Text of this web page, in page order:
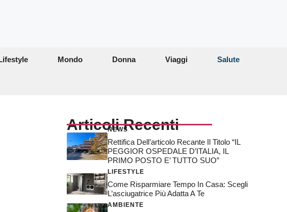
Mondo Donna Viaggi Salute
Articoli Recenti
NEWS
Rettifica Dell’articolo Recante Il Titolo “IL
PEGGIOR OSPEDALE D’ITALIA, IL
PRIMO POSTO E’ TUTTO SUO”
LIFESTYLE
Come Risparmiare Tempo In Casa: Scegli
L’asciugatrice Più Adatta A Te
AMBIENTE